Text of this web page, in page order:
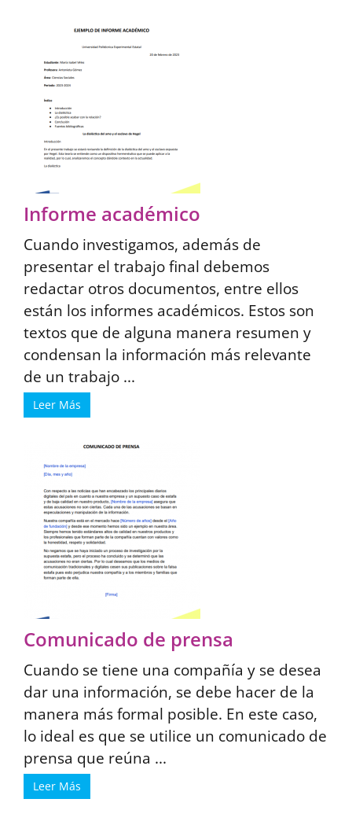
Informe académico
Cuando investigamos, además de
presentar el trabajo final debemos
redactar otros documentos, entre ellos
están los informes académicos. Estos son
textos que de alguna manera resumen y
condensan la información más relevante
de un trabajo ...
Leer Más
Comunicado de prensa
Cuando se tiene una compañía y se desea
dar una información, se debe hacer de la
manera más formal posible. En este caso,
lo ideal es que se utilice un comunicado de
prensa que reúna ...
Leer Más